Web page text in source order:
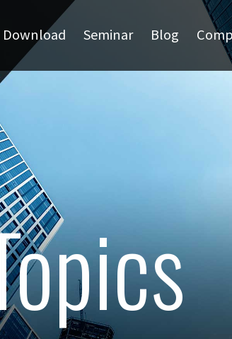
Download Seminar Blog